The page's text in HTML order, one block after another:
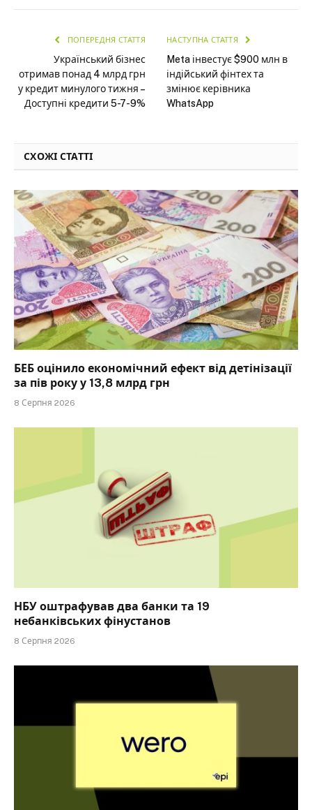
ПОПЕРЕДНЯ СТАТТЯ
Український бізнес
отримав понад 4 млрд грн
у кредит минулого тижня –
Доступні кредити 5-7-9%
НАСТУПНА СТАТТЯ
Meta інвестує $900 млн в
індійський фінтех та
змінює керівника
WhatsApp
СХОЖІ СТАТТІ
БЕБ оцінило економічний ефект від детінізації
за пів року у 13,8 млрд грн
8 Серпня 2026
НБУ оштрафував два банки та 19
небанківських фінустанов
8 Серпня 2026